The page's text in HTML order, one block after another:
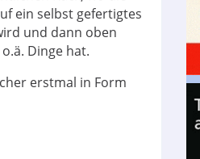
ein selbst gefertigtes
und dann oben
Dinge hat.
erstmal in Form